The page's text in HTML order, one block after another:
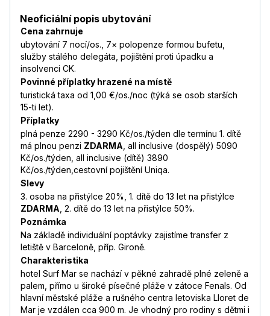
Neoficiální popis ubytování
Cena zahrnuje
ubytování 7 nocí/os., 7× polopenze formou bufetu,
služby stálého delegáta, pojištění proti úpadku a
insolvenci CK.
Povinné příplatky hrazené na místě
turistická taxa od 1,00 €/os./noc (týká se osob starších
15-ti let).
Příplatky
plná penze 2290 - 3290 Kč/os./týden dle termínu 1. dítě
má plnou penzi ZDARMA , all inclusive (dospělý) 5090
Kč/os./týden, all inclusive (dítě) 3890
Kč/os./týden,cestovní pojištění Uniqa.
Slevy
3. osoba na přistýlce 20%, 1. dítě do 13 let na přistýlce
ZDARMA , 2. dítě do 13 let na přistýlce 50%.
Poznámka
Na základě individuální poptávky zajistíme transfer z
letiště v Barceloně, příp. Gironě.
Charakteristika
hotel Surf Mar se nachází v pěkné zahradě plné zeleně a
palem, přímo u široké písečné pláže v zátoce Fenals. Od
hlavní městské pláže a rušného centra letoviska Lloret de
Mar je vzdálen cca 900 m. Je vhodný pro rodiny s dětmi i